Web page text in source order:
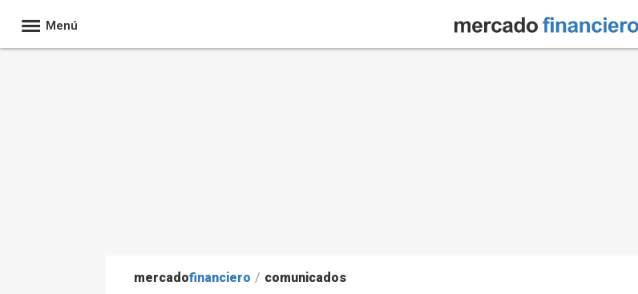
Menú
mercadofinanciero / comunicados